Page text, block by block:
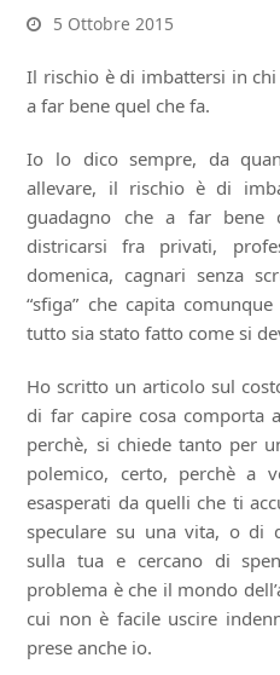
5 Ottobre 2015
Il rischio è di imbattersi in
a far bene quel che fa.
Io lo dico sempre, da
allevare, il rischio è di
guadagno che a far
districarsi fra privati,
domenica, cagnari senza
“sfiga” che capita
tutto sia stato fatto come si
Ho scritto un articolo sul
di far capire cosa comporta
perchè, si chiede tanto per
polemico, certo, perchè a
esasperati da quelli che ti
speculare su una vita, o di
sulla tua e cercano di
problema è che il mondo
cui non è facile uscire
prese anche io.